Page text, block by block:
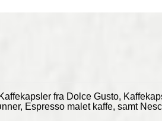
fra Dolce Gusto,
Espresso malet kaffe, samt